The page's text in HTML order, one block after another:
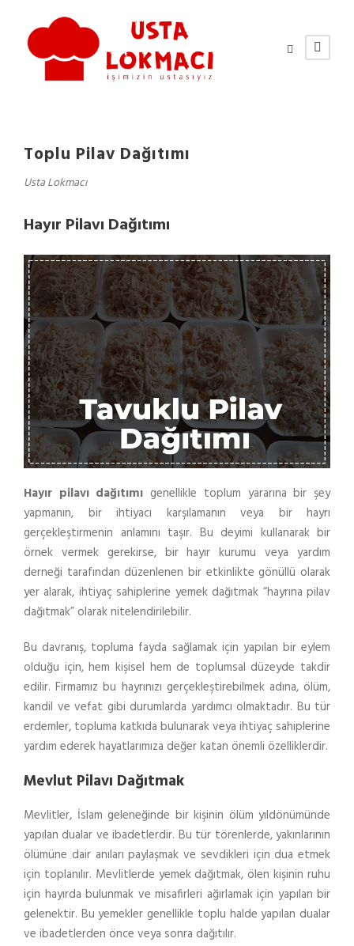
Toplu Pilav Dağıtımı
Usta Lokmacı
Hayır Pilavı Dağıtımı
Hayır pilavı dağıtımı genellikle toplum yararına bir şey
yapmanın, bir ihtiyacı karşılamanın veya bir hayrı
gerçekleştirmenin anlamını taşır. Bu deyimi kullanarak bir
örnek vermek gerekirse, bir hayır kurumu veya yardım
derneği tarafından düzenlenen bir etkinlikte gönüllü olarak
yer alarak, ihtiyaç sahiplerine yemek dağıtmak “hayrına pilav
dağıtmak” olarak nitelendirilebilir.
Bu davranış, topluma fayda sağlamak için yapılan bir eylem
olduğu için, hem kişisel hem de toplumsal düzeyde takdir
edilir. Firmamız bu hayrınızı gerçekleştirebilmek adına, ölüm,
kandil ve vefat gibi durumlarda yardımcı olmaktadır. Bu tür
erdemler, topluma katkıda bulunarak veya ihtiyaç sahiplerine
yardım ederek hayatlarımıza değer katan önemli özelliklerdir.
Mevlut Pilavı Dağıtmak
Mevlitler, İslam geleneğinde bir kişinin ölüm yıldönümünde
yapılan dualar ve ibadetlerdir. Bu tür törenlerde, yakınlarının
ölümüne dair anıları paylaşmak ve sevdikleri için dua etmek
için toplanılır. Mevlitlerde yemek dağıtmak, ölen kişinin ruhu
için hayırda bulunmak ve misafirleri ağırlamak için yapılan bir
gelenektir. Bu yemekler genellikle toplu halde yapılan dualar
ve ibadetlerden önce veya sonra dağıtılır.